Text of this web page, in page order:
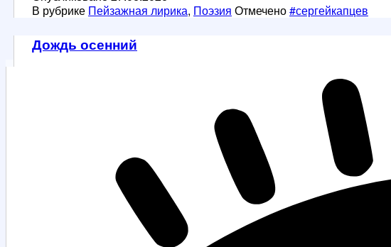
В рубрике Пейзажная лирика, Поэзия Отмечено#сергейкапцев
Дождь осенний